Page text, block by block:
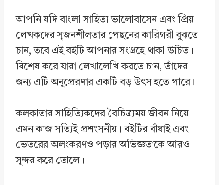
আপনি যদি বাংলা সাহিত্য ভালোবাসেন এবং প্রিয়
লেখকদের সৃজনশীলতার পেছনের কারিগরী বুঝতে
চান, তবে এই বইটি আপনার সংগ্রহে থাকা উচিত।
বিশেষ করে যারা লেখালেখি করতে চান, তাঁদের
জন্য এটি অনুপ্রেরণার একটি বড় উৎস হতে পারে।
কলকাতার সাহিত্যিকদের বৈচিত্র্যময় জীবন নিয়ে
এমন কাজ সত্যিই প্রশংসনীয়। বইটির বাঁধাই এবং
ভেতরের অলংকরণও পড়ার অভিজ্ঞতাকে আরও
সুন্দর করে তোলে।